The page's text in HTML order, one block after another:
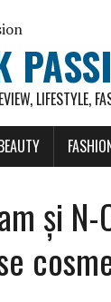
LIFESTYLE,
și N-